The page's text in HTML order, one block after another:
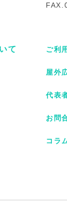
て ご利
屋外
代表
お問
コラ